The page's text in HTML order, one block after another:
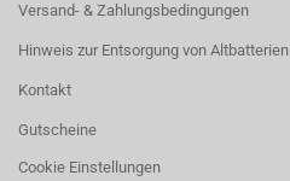
Versand- & Zahlungsbedingungen
Hinweis zur Entsorgung von Altbatterien
Kontakt
Gutscheine
Cookie Einstellungen